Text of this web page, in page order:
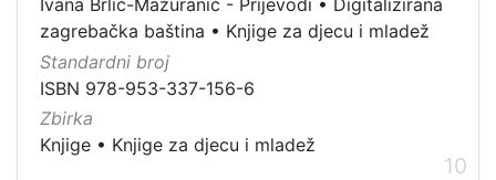
Ivana Brlić-Mažuranić - Prijevodi • Digitalizirana
zagrebačka baština • Knjige za djecu i mladež
Standardni broj
ISBN 978-953-337-156-6
Zbirka
Knjige • Knjige za djecu i mladež
10